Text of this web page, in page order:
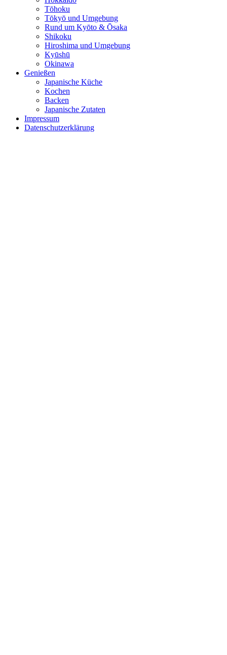
Tōhoku
Tōkyō und Umgebung
Rund um Kyōto & Ōsaka
Shikoku
Hiroshima und Umgebung
Kyūshū
Okinawa
Genießen
Japanische Küche
Kochen
Backen
Japanische Zutaten
Impressum
Datenschutzerklärung